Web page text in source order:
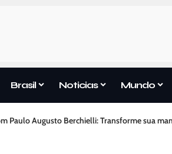
Brasil Noticias Mundo
Paulo Augusto Berchielli: Transforme sua